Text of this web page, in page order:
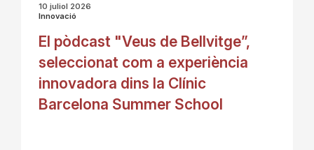
10 juliol 2026
Innovació
El pòdcast "Veus de Bellvitge”,
seleccionat com a experiència
innovadora dins la Clínic
Barcelona Summer School